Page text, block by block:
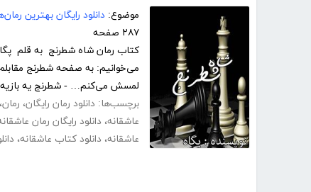
موضوع: دانلود رایگان بهترین
۲۸۷ صفحه
کتاب رمان شاه شطرنج به قلم
می‌خوانیم: به صفحه شطرنج
لمسش می‌کنم… - شطرنج یه
برچسب‌ها: دانلود رمان رایگان، رمان،
عاشقانه، دانلود رایگان رمان
عاشقانه، دانلود کتاب عاشقانه،